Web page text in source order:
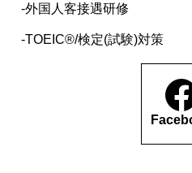
外国人客接遇研修
TOEIC®/検定(試験)対策